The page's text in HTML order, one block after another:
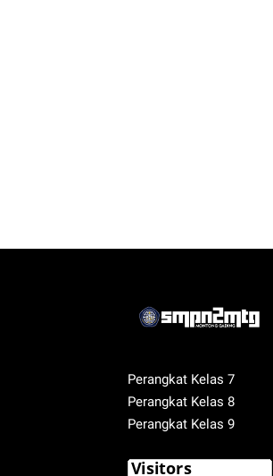
Perangkat Kelas 7
Perangkat Kelas 8
Perangkat Kelas 9